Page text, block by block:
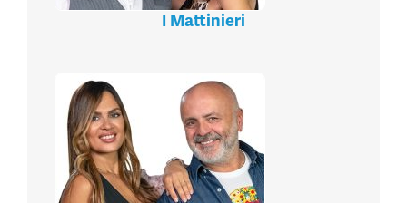
I Mattinieri